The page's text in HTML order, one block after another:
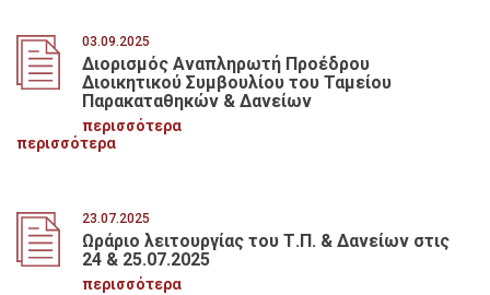
03.09.2025
Διορισμός Αναπληρωτή Προέδρου
Διοικητικού Συμβουλίου του Ταμείου
Παρακαταθηκών & Δανείων
περισσότερα
περισσότερα
23.07.2025
Ωράριο λειτουργίας του Τ.Π. & Δανείων στις
24 & 25.07.2025
περισσότερα